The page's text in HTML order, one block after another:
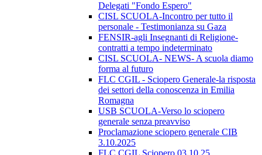
Delegati "Fondo Espero"
CISL SCUOLA-Incontro per tutto il
personale - Testimonianza su Gaza
FENSIR-agli Insegnanti di Religione-
contratti a tempo indeterminato
CISL SCUOLA- NEWS- A scuola diamo
forma al futuro
FLC CGIL - Sciopero Generale-la risposta
dei settori della conoscenza in Emilia
Romagna
USB SCUOLA-Verso lo sciopero
generale senza preavviso
Proclamazione sciopero generale CIB
3.10.2025